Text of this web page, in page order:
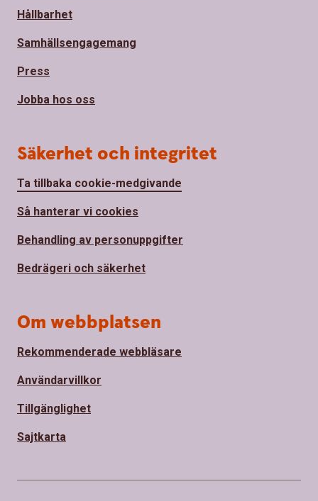
Hållbarhet
Samhällsengagemang
Press
Jobba hos oss
Säkerhet och integritet
Ta tillbaka cookie-medgivande
Så hanterar vi cookies
Behandling av personuppgifter
Bedrägeri och säkerhet
Om webbplatsen
Rekommenderade webbläsare
Användarvillkor
Tillgänglighet
Sajtkarta